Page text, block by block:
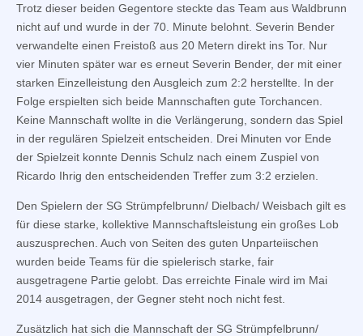
Trotz dieser beiden Gegentore steckte das Team aus Waldbrunn
nicht auf und wurde in der 70. Minute belohnt. Severin Bender
verwandelte einen Freistoß aus 20 Metern direkt ins Tor. Nur
vier Minuten später war es erneut Severin Bender, der mit einer
starken Einzelleistung den Ausgleich zum 2:2 herstellte. In der
Folge erspielten sich beide Mannschaften gute Torchancen.
Keine Mannschaft wollte in die Verlängerung, sondern das Spiel
in der regulären Spielzeit entscheiden. Drei Minuten vor Ende
der Spielzeit konnte Dennis Schulz nach einem Zuspiel von
Ricardo Ihrig den entscheidenden Treffer zum 3:2 erzielen.
Den Spielern der SG Strümpfelbrunn/ Dielbach/ Weisbach gilt es
für diese starke, kollektive Mannschaftsleistung ein großes Lob
auszusprechen. Auch von Seiten des guten Unparteiischen
wurden beide Teams für die spielerisch starke, fair
ausgetragene Partie gelobt. Das erreichte Finale wird im Mai
2014 ausgetragen, der Gegner steht noch nicht fest.
Zusätzlich hat sich die Mannschaft der SG Strümpfelbrunn/